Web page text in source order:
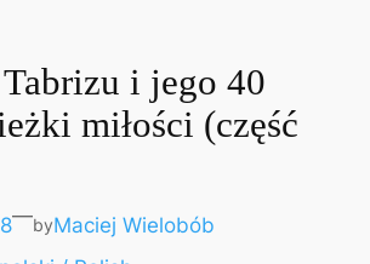
Tabrizu i jego 40
miłości (część
—byMaciej Wielobób